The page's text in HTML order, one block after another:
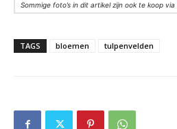
Sommige foto’s in dit artikel zijn ook te koop via
TAGS bloemen tulpenvelden